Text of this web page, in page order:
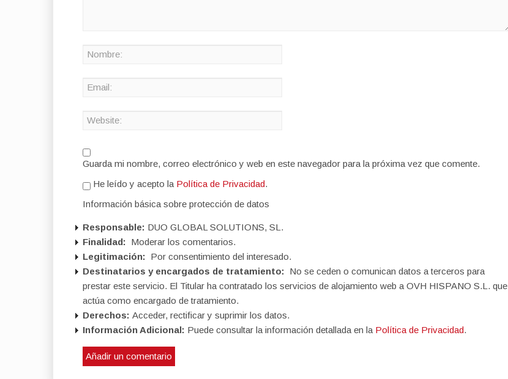
Guarda mi nombre, correo electrónico y web en este navegador para la próxima vez que comente.
He leído y acepto la Política de Privacidad.
Información básica sobre protección de datos
Responsable: DUO GLOBAL SOLUTIONS, SL.
Finalidad: Moderar los comentarios.
Legitimación: Por consentimiento del interesado.
Destinatarios y encargados de tratamiento: No se ceden o comunican datos a terceros para
prestar este servicio. El Titular ha contratado los servicios de alojamiento web a OVH HISPANO S.L. que
actúa como encargado de tratamiento.
Derechos: Acceder, rectificar y suprimir los datos.
Información Adicional: Puede consultar la información detallada en la Política de Privacidad.